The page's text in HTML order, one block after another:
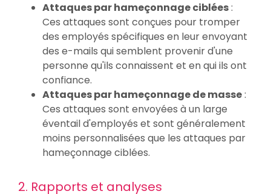
Attaques par hameçonnage ciblées:
Ces attaques sont conçues pour tromper
des employés spécifiques en leur envoyant
des e-mails qui semblent provenir d'une
personne qu'ils connaissent et en qui ils ont
confiance.
Attaques par hameçonnage de masse:
Ces attaques sont envoyées à un large
éventail d'employés et sont généralement
moins personnalisées que les attaques par
hameçonnage ciblées.
2. Rapports et analyses